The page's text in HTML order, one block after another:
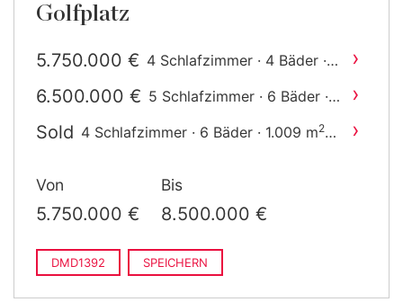
Golfplatz
5.750.000 € 4 Schlafzimmer · 4 Bäder ·
›
6.500.000 € 5 Schlafzimmer · 6 Bäder ·
›
Sold 4 Schlafzimmer · 6 Bäder · 1.009 m2 ›
1.103 m
8.700.000 €
6 Schlafzimmer · 8 Bäder ·
1.034 m 2 gebaut
Von
5.750.000 €
Bis
8.500.000 €
DMD1392 SPEICHERN